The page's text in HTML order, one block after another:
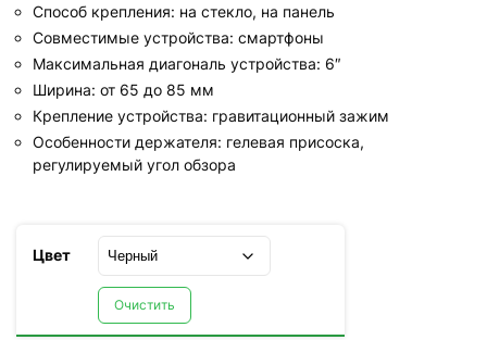
Способ крепления: на стекло, на панель
Совместимые устройства: смартфоны
Максимальная диагональ устройства: 6″
Ширина: от 65 до 85 мм
Крепление устройства: гравитационный зажим
Особенности держателя: гелевая присоска,
регулируемый угол обзора
Цвет
Очистить